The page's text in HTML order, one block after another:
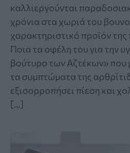
καλλιεργούνται
χρόνια στα χωριά του
χαρακτηριστικό προϊόν της
Ποια τα οφέλη του για την
βούτυρο των Αζτέκων» που
τα συμπτώματα της
εξισορροπήσει πίεση και
[…]